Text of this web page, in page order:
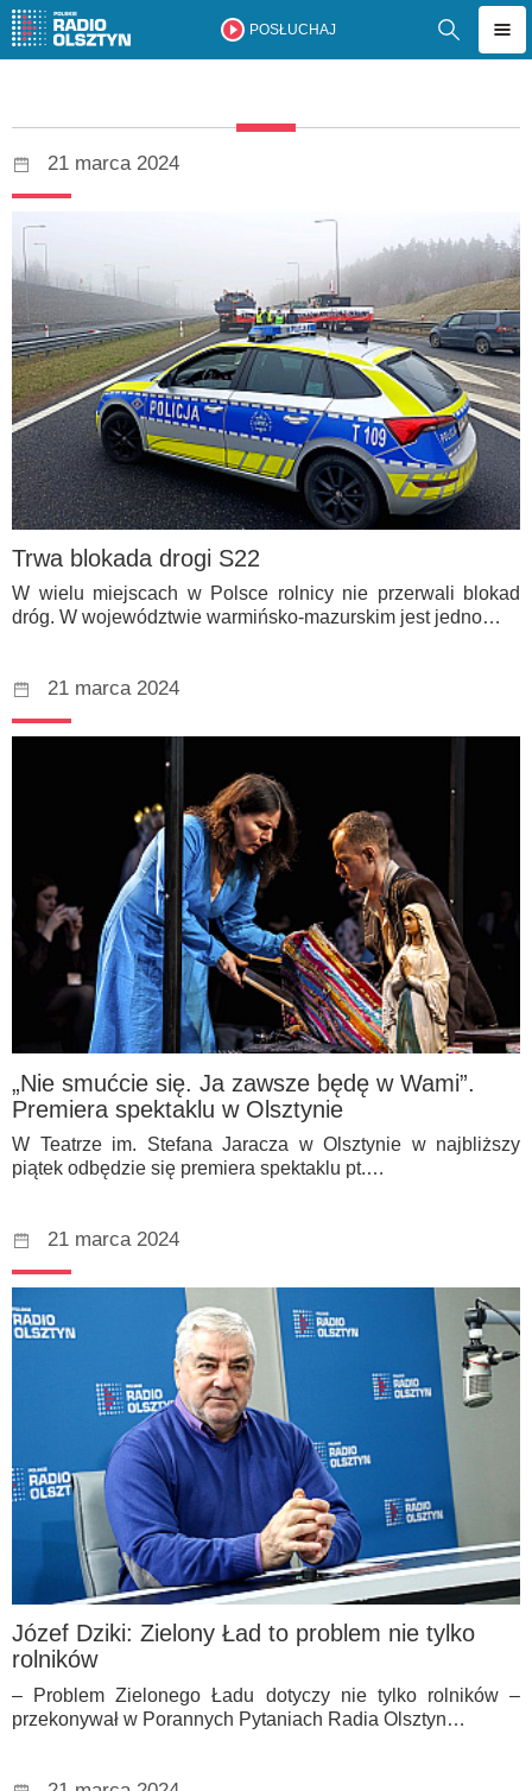
POSŁUCHAJ
21 marca 2024
Trwa blokada drogi S22
W wielu miejscach w Polsce rolnicy nie przerwali blokad
dróg. W województwie warmińsko-mazurskim jest jedno…
21 marca 2024
„Nie smućcie się. Ja zawsze będę w Wami”.
Premiera spektaklu w Olsztynie
W Teatrze im. Stefana Jaracza w Olsztynie w najbliższy
piątek odbędzie się premiera spektaklu pt.…
21 marca 2024
Józef Dziki: Zielony Ład to problem nie tylko
rolników
– Problem Zielonego Ładu dotyczy nie tylko rolników –
przekonywał w Porannych Pytaniach Radia Olsztyn…